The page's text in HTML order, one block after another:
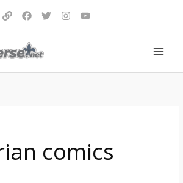
comics